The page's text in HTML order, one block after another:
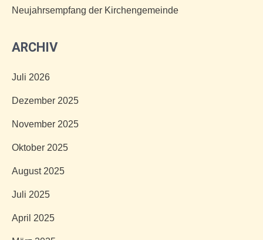
Neujahrsempfang der Kirchengemeinde
ARCHIV
Juli 2026
Dezember 2025
November 2025
Oktober 2025
August 2025
Juli 2025
April 2025